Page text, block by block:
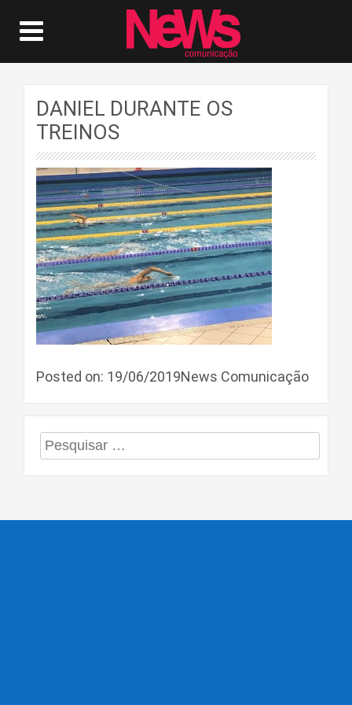
DANIEL DURANTE OS
TREINOS
Posted on: 19/06/2019News Comunicação
Pesquisar
por: